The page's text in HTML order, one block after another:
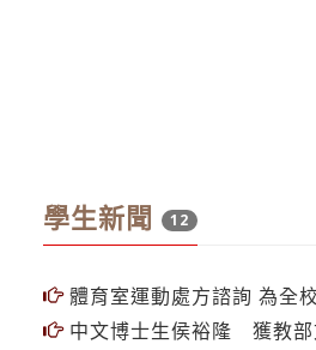
學生新聞 12
體育室運動處方諮詢 為全
中文博士生侯裕隆 獲教部